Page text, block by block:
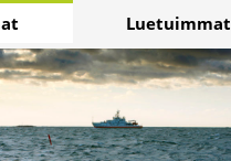
Luetuimmat